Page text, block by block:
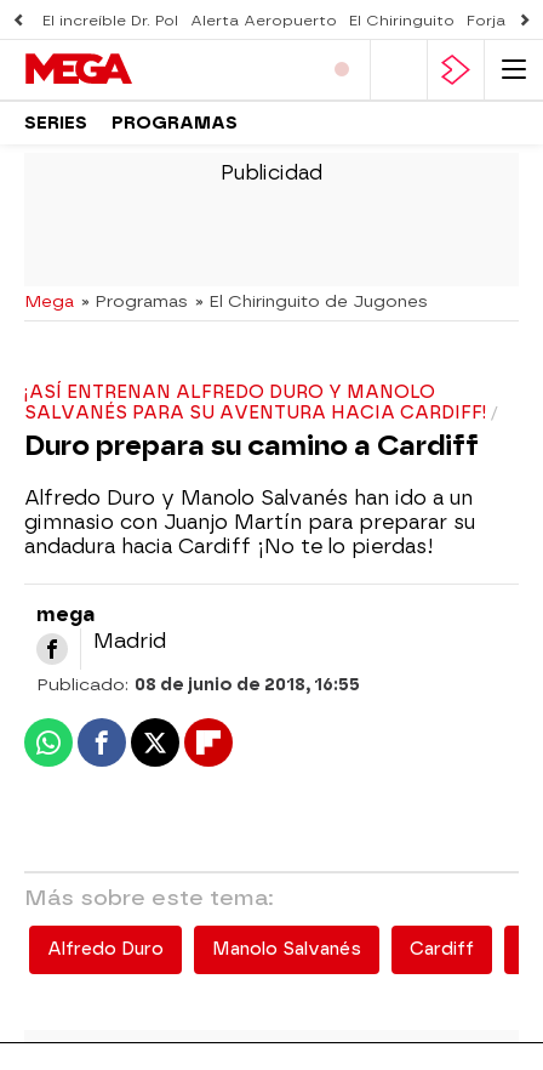
El increíble Dr. Pol Alerta Aeropuerto El Chiringuito Forjado
SERIES PROGRAMAS
Mega » Programas » El Chiringuito de Jugones
¡ASÍ ENTRENAN ALFREDO DURO Y MANOLO
SALVANÉS PARA SU AVENTURA HACIA CARDIFF!
Duro prepara su camino a Cardiff
Alfredo Duro y Manolo Salvanés han ido a un
gimnasio con Juanjo Martín para preparar su
andadura hacia Cardiff ¡No te lo pierdas!
mega
Madrid
Publicado: 08 de junio de 2018, 16:55
WhatsappFacebook
X Flipboard
Más sobre este tema:
Alfredo Duro Manolo Salvanés Cardiff